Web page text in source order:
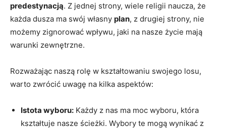
predestynacją. Z ⁣jednej strony, wiele religii naucza, że
każda ​dusza ma swój własny plan, z drugiej strony,⁣ nie
możemy zignorować​ wpływu,⁣ jaki na ‌nasze życie mają
warunki ​zewnętrzne.
Rozważając naszą​ rolę w ​kształtowaniu swojego‌ losu,‍
warto zwrócić uwagę na kilka ⁢aspektów:
Istota wyboru: Każdy z nas ma moc wyboru, która
kształtuje nasze ścieżki. Wybory te mogą wynikać ⁢z